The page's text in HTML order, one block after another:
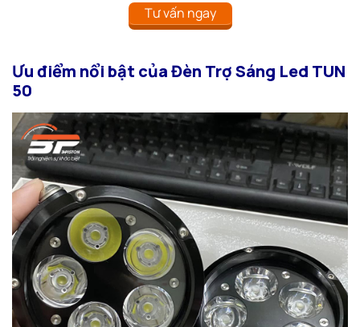
Tư vấn ngay
Ưu điểm nổi bật của Đèn Trợ Sáng Led TUN
50